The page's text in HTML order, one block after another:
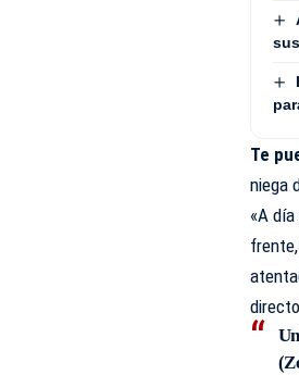
Te
niega
«A